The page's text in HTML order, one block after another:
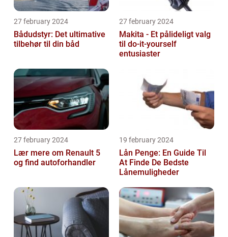
27 february 2024
Bådudstyr: Det ultimative
tilbehør til din båd
27 february 2024
Makita - Et pålideligt valg
til do-it-yourself
entusiaster
27 february 2024
Lær mere om Renault 5
og find autoforhandler
19 february 2024
Lån Penge: En Guide Til
At Finde De Bedste
Lånemuligheder